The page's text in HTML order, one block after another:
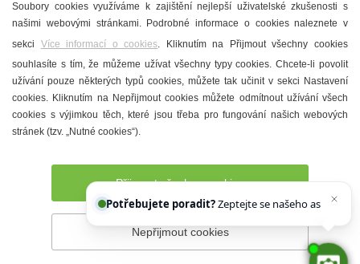
Mandloně
Ubytování
Restaurace
Městské muzeum a galerie
Denní meníčka
Prohlášení o přístupnosti Správce webu
Soubory cookies využíváme k zajištění nejlepší uživatelské zkušenosti s
našimi webovými stránkami. Podrobné informace o cookies naleznete v
sekci Více informací o cookies. Kliknutím na Přijmout všechny cookies
souhlasíte s tím, že můžeme užívat všechny typy cookies. Chcete-li povolit
užívání pouze některých typů cookies, můžete tak učinit v sekci Nastavení
cookies. Kliknutím na Nepřijmout cookies můžete odmítnout užívání všech
cookies s výjimkou těch, které jsou třeba pro fungování našich webových
stránek (tzv. „Nutné cookies“).
Přijmout všechny cookies
Nepřijmout cookies
Potřebujete poradit?Zeptejte se našeho asistenta